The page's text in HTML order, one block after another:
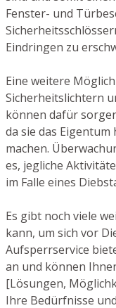
Fenster- und
Eindringen zu
Eine weitere
Sicherheitslichtern
können dafür
da sie das
machen.
es, jegliche
im Falle eines
Es gibt noch viele
kann, um sich vor
Aufsperrservice
an und können
[Lösungen,
Ihre Bedürfnisse